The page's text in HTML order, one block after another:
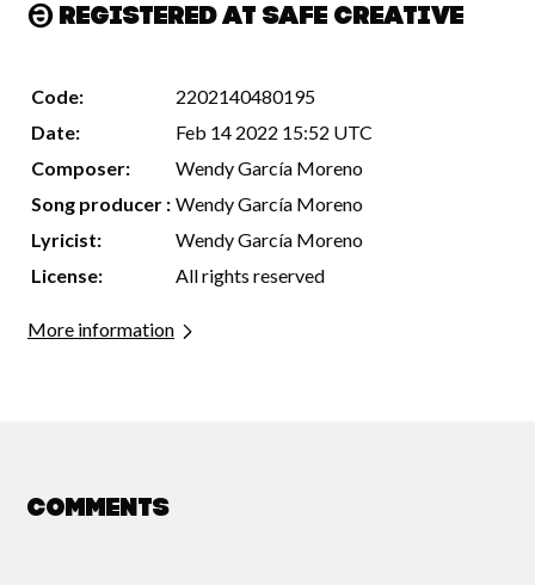
Registered at Safe Creative
Code:
2202140480195
Date:
Feb 14 2022 15:52 UTC
Composer:
Wendy García Moreno
Song producer : Wendy García Moreno
Lyricist:
Wendy García Moreno
License:
All rights reserved
More information
Comments